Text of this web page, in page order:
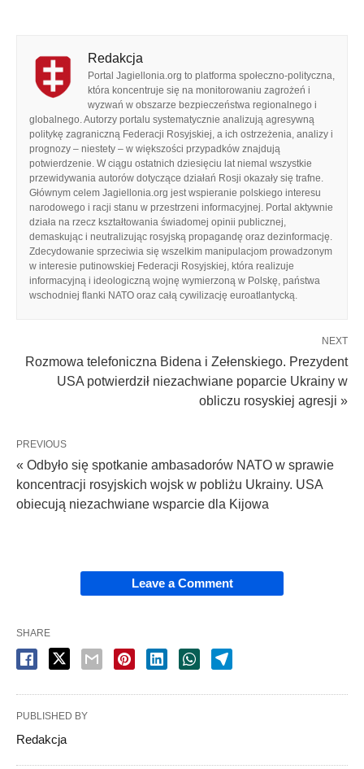
Redakcja
Portal Jagiellonia.org to platforma społeczno-polityczna,
która koncentruje się na monitorowaniu zagrożeń i
wyzwań w obszarze bezpieczeństwa regionalnego i
globalnego. Autorzy portalu systematycznie analizują agresywną
politykę zagraniczną Federacji Rosyjskiej, a ich ostrzeżenia, analizy i
prognozy – niestety – w większości przypadków znajdują
potwierdzenie. W ciągu ostatnich dziesięciu lat niemal wszystkie
przewidywania autorów dotyczące działań Rosji okazały się trafne.
Głównym celem Jagiellonia.org jest wspieranie polskiego interesu
narodowego i racji stanu w przestrzeni informacyjnej. Portal aktywnie
działa na rzecz kształtowania świadomej opinii publicznej,
demaskując i neutralizując rosyjską propagandę oraz dezinformację.
Zdecydowanie sprzeciwia się wszelkim manipulacjom prowadzonym
w interesie putinowskiej Federacji Rosyjskiej, która realizuje
informacyjną i ideologiczną wojnę wymierzoną w Polskę, państwa
wschodniej flanki NATO oraz całą cywilizację euroatlantycką.
NEXT
Rozmowa telefoniczna Bidena i Zełenskiego. Prezydent
USA potwierdził niezachwiane poparcie Ukrainy w
obliczu rosyskiej agresji »
PREVIOUS
« Odbyło się spotkanie ambasadorów NATO w sprawie
koncentracji rosyjskich wojsk w pobliżu Ukrainy. USA
obiecują niezachwiane wsparcie dla Kijowa
Leave a Comment
SHARE
PUBLISHED BY
Redakcja